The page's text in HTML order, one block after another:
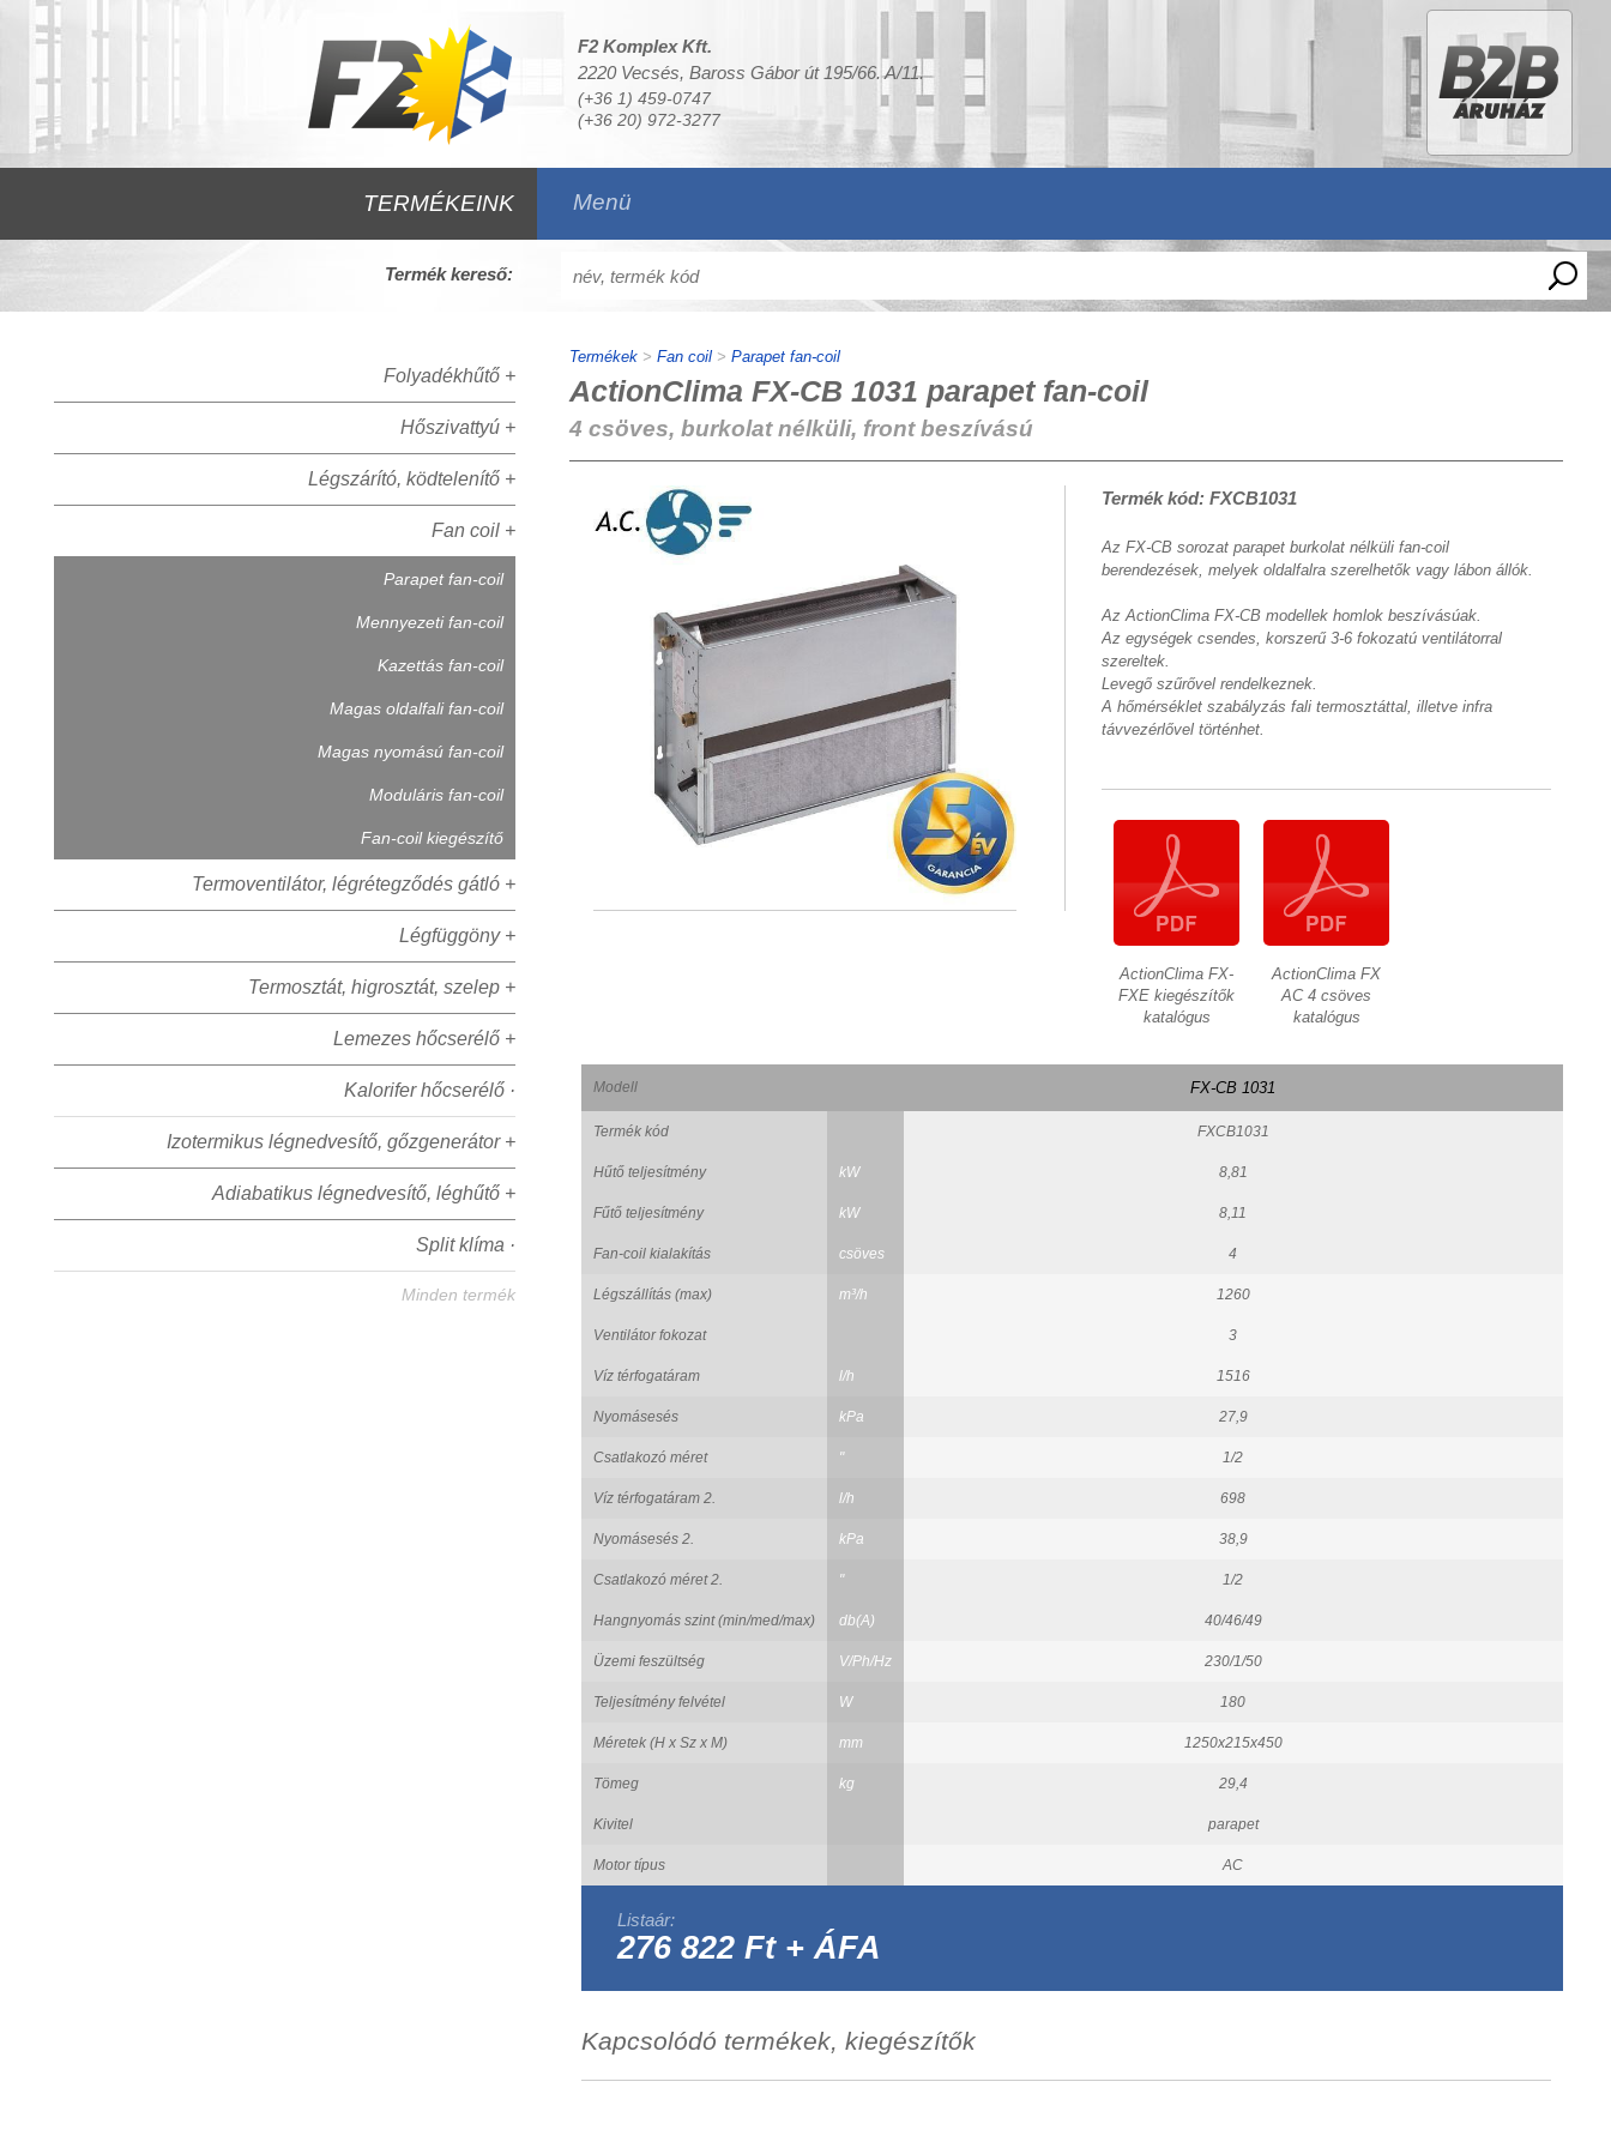
F2 Komplex Kft.
2220 Vecsés, Baross Gábor út 195/66. A/11.
(+36 1) 459-0747
(+36 20) 972-3277
TERMÉKEINK Menü
Termék kereső:
Folyadékhűtő +
Hőszivattyú +
Légszárító, ködtelenítő +
Fan coil +
Parapet fan-coil
Mennyezeti fan-coil
Kazettás fan-coil
Magas oldalfali fan-coil
Magas nyomású fan-coil
Moduláris fan-coil
Fan-coil kiegészítő
Termoventilátor, légrétegződés gátló +
Légfüggöny +
Termosztát, higrosztát, szelep +
Lemezes hőcserélő +
Kalorifer hőcserélő ·
Izotermikus légnedvesítő, gőzgenerátor +
Adiabatikus légnedvesítő, léghűtő +
Split klíma ·
Minden termék
Termékek> Fan coil> Parapet fan-coil
ActionClima FX-CB 1031 parapet fan-coil
4 csöves, burkolat nélküli, front beszívású
Termék kód: FXCB1031
Az FX-CB sorozat parapet burkolat nélküli fan-coil
berendezések, melyek oldalfalra szerelhetők vagy lábon állók.
Az ActionClima FX-CB modellek homlok beszívásúak.
Az egységek csendes, korszerű 3-6 fokozatú ventilátorral
szereltek.
Levegő szűrővel rendelkeznek.
A hőmérséklet szabályzás fali termosztáttal, illetve infra
távvezérlővel történhet.
ActionClima FX-
FXE kiegészítők
katalógus
ActionClima FX
AC 4 csöves
katalógus
Modell FX-CB 1031
Termék kód FXCB1031
Hűtő teljesítmény kW 8,81
Fűtő teljesítmény kW 8,11
Fan-coil kialakítás csöves 4
Légszállítás (max) m³/h 1260
Ventilátor fokozat 3
Víz térfogatáram l/h 1516
Nyomásesés kPa 27,9
Csatlakozó méret " 1/2
Víz térfogatáram 2. l/h 698
Nyomásesés 2. kPa 38,9
Csatlakozó méret 2. " 1/2
Hangnyomás szint (min/med/max) db(A) 40/46/49
Üzemi feszültség V/Ph/Hz 230/1/50
Teljesítmény felvétel W 180
Méretek (H x Sz x M) mm 1250x215x450
Tömeg kg 29,4
Kivitel parapet
Motor típus AC
Listaár:
276 822 Ft + ÁFA
Kapcsolódó termékek, kiegészítők